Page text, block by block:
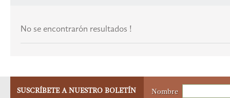
No se encontrarón resultados !
SUSCRÍBETE A NUESTRO BOLETÍN Nombre